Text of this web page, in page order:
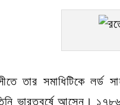
তার সমাধিটিকে
ভারতবর্ষে আসেন। ১৭৮৬